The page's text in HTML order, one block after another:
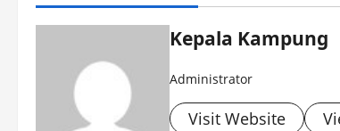
Kepala Kampung
Administrator
Visit Website